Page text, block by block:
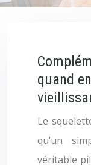
quand
Le
qu’un
véritable